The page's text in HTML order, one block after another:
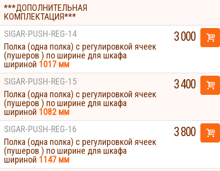
Displays
***ДОПОЛНИТЕЛЬНАЯ
КОМПЛЕКТАЦИЯ***
SIGAR-PUSH-REG-14
Полка (одна полка) с регулировкой ячеек
(пушеров ) по ширине для шкафа
шириной 1017 мм
3 000
SIGAR-PUSH-REG-15
Полка (одна полка) с регулировкой ячеек
(пушеров ) по ширине для шкафа
шириной 1082 мм
3 400
SIGAR-PUSH-REG-16
Полка (одна полка) с регулировкой ячеек
(пушеров ) по ширине для шкафа
шириной 1147 мм
3 800